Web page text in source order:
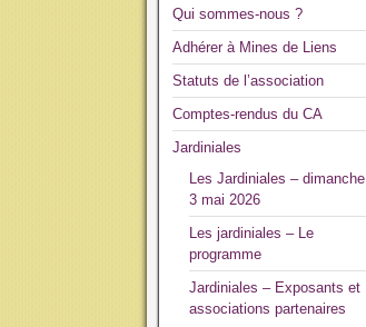
Qui sommes-nous ?
Adhérer à Mines de Liens
Statuts de l’association
Comptes-rendus du CA
Jardiniales
Les Jardiniales – dimanche
3 mai 2026
Les jardiniales – Le
programme
Jardiniales – Exposants et
associations partenaires